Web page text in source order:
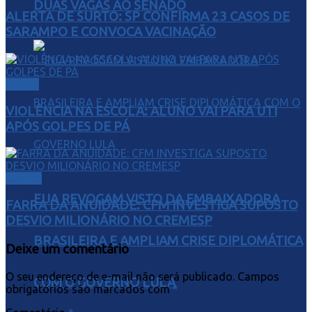
DUAS VAGAS AO SENADO
EUA REVOGAM VISTO DA EMBAIXADORA
BRASILEIRA E AMPLIAM CRISE DIPLOMÁTICA
COM O GOVERNO LULA
ALERTA DE SURTO: SP CONFIRMA 23 CASOS DE
SARAMPO E CONVOCA VACINAÇÃO
VIOLÊNCIA NA ESCOLA: ALUNO VAI PARA UTI
APÓS GOLPES DE PÁ
FARRA DA ANUIDADE: CFM INVESTIGA SUPOSTO
DESVIO MILIONÁRIO NO CREMESP
Deixe um comentário
O seu endereço de e-mail não será publicado. Campos
obrigatórios são marcados com*